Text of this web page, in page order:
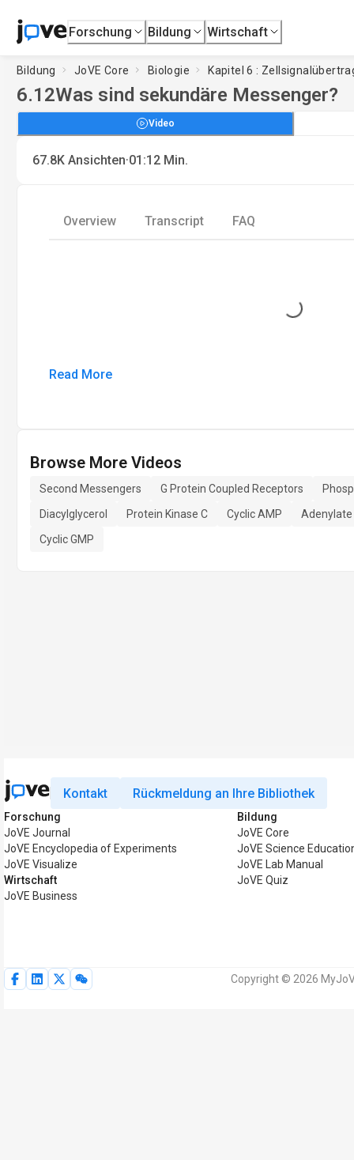
Forschung Bildung Wirtschaft
Bildung JoVE Core Biologie Kapitel 6 :
6.12Was sind sekundäre Messenger?
Video
67.8K Ansichten·01:12 Min.
Overview Transcript FAQ
Loading...
Read More
Browse More Videos
Second Messengers G Protein Coupled Receptors
Diacylglycerol
Protein Kinase C Cyclic AMP
Adenylate
Cyclic GMP
Kontakt Rückmeldung an Ihre Bibliothek
Forschung
JoVE Journal
JoVE Encyclopedia of Experiments
JoVE Visualize
Wirtschaft
JoVE Business
Bildung
JoVE Core
JoVE Science
JoVE Lab Manual
JoVE Quiz
Copyright © 2026